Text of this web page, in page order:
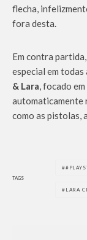
flecha,
fora desta.
Em contra
especial em
& Lara , focado
automaticamente
como as pistolas,
TAGS
LARA